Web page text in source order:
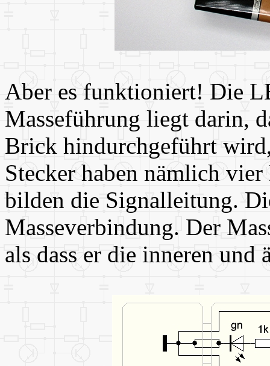
Aber es funktioniert! Die
Masseführung liegt darin,
Brick hindurchgeführt
Stecker haben nämlich
bilden die Signalleitung.
Masseverbindung. Der
als dass er die inneren